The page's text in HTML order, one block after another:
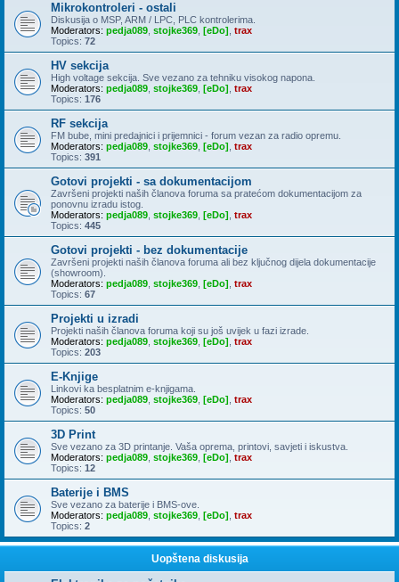
Mikrokontroleri - ostali
Diskusija o MSP, ARM / LPC, PLC kontrolerima.
Moderators: pedja089 stojke369 [eDo] trax
Topics: 72
HV sekcija
High voltage sekcija. Sve vezano za tehniku visokog napona.
Moderators: pedja089 stojke369 [eDo] trax
Topics: 176
RF sekcija
FM bube, mini predajnici i prijemnici - forum vezan za radio opremu.
Moderators: pedja089 stojke369 [eDo] trax
Topics: 391
Gotovi projekti - sa dokumentacijom
Završeni projekti naših članova foruma sa pratećom dokumentacijom za
ponovnu izradu istog.
Moderators: pedja089 stojke369 [eDo] trax
Topics: 445
Gotovi projekti - bez dokumentacije
Završeni projekti naših članova foruma ali bez ključnog dijela dokumentacije
(showroom).
Moderators: pedja089 stojke369 [eDo] trax
Topics: 67
Projekti u izradi
Projekti naših članova foruma koji su još uvijek u fazi izrade.
Moderators: pedja089 stojke369 [eDo] trax
Topics: 203
E-Knjige
Linkovi ka besplatnim e-knjigama.
Moderators: pedja089 stojke369 [eDo] trax
Topics: 50
3D Print
Sve vezano za 3D printanje. Vaša oprema, printovi, savjeti i iskustva.
Moderators: pedja089 stojke369 [eDo] trax
Topics: 12
Baterije i BMS
Sve vezano za baterije i BMS-ove.
Moderators: pedja089 stojke369 [eDo] trax
Topics: 2
Uopštena diskusija